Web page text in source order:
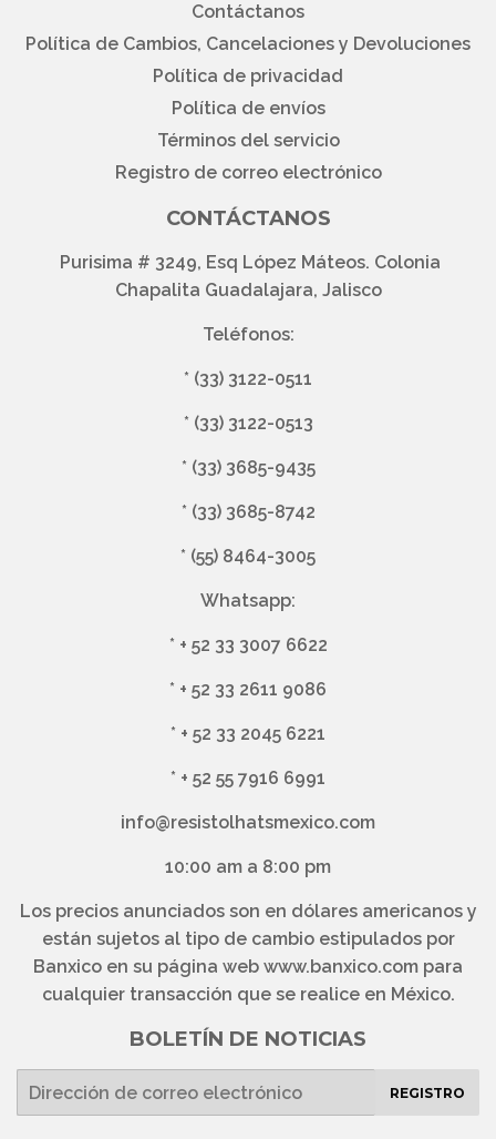
Contáctanos
Política de Cambios, Cancelaciones y Devoluciones
Política de privacidad
Política de envíos
Términos del servicio
Registro de correo electrónico
CONTÁCTANOS
Purisima # 3249, Esq López Máteos. Colonia
Chapalita Guadalajara, Jalisco
Teléfonos:
* (33) 3122-0511
* (33) 3122-0513
* (33) 3685-9435
* (33) 3685-8742
* (55) 8464-3005
Whatsapp:
* + 52 33 3007 6622
* + 52 33 2611 9086
* + 52 33 2045 6221
* + 52 55 7916 6991
info@resistolhatsmexico.com
10:00 am a 8:00 pm
Los precios anunciados son en dólares americanos y
están sujetos al tipo de cambio estipulados por
Banxico en su página web www.banxico.com para
cualquier transacción que se realice en México.
BOLETÍN DE NOTICIAS
E-
REGISTRO